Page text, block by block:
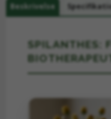
Beskrivelse
SPILANTHES: